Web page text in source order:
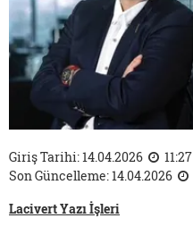
Giriş Tarihi: 14.04.2026
11:27
Son Güncelleme: 14.04.2026
Lacivert Yazı İşleri